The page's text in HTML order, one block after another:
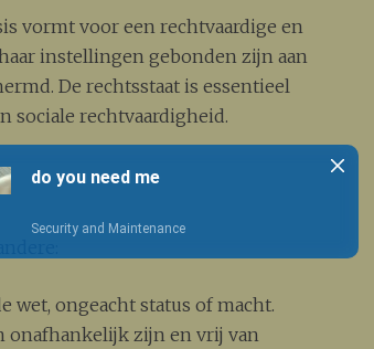
vormt voor een rechtvaardige en
instellingen gebonden zijn aan
De rechtsstaat is essentieel
sociale rechtvaardigheid.
wet, ongeacht status of macht.
onafhankelijk zijn en vrij van